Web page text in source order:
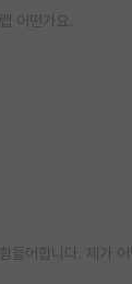
어떤가요.
들어합니다. 제가